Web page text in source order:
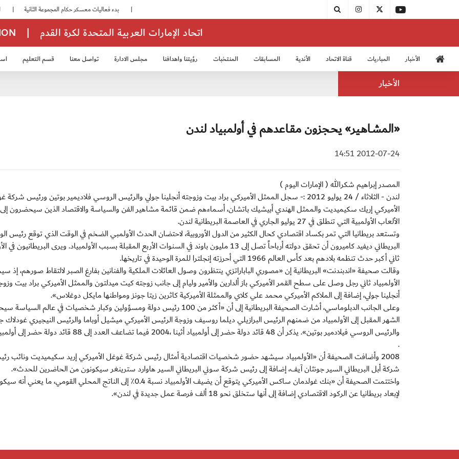
| اتحاد الإمارات العربية المتحدة لكرة القدم
الأخبار المباريات قناة الاتحاد الأندية المسابقات المنتخبات رؤيتنا واهدافنا مجلس الادارة تواصل معنا قسم التعليم
الأخبار
«المشـاهـير» يحـجزون مقـاعدهم في أولمبياد لندن
2012-07-24 14:51
المصدر إبراهيم شكرالله ( الإمارات اليوم )
لندن - الثلاثاء / 24 يوليو 2012 :- سجل الممثل الأميركي براد بيت وزوجته أنجلينا جولي والرئيس الروسي فلاديمير بوتين ورئيس
الأميركي إريك سكيميديت والممثل الهندي أبيشيك باتشان، أسماءهم ضمن قائمة مشاهير الفن والسياسة والاقتصاد الذين سيحضرون
الألعاب الأولمبية التي تنطلق في 27 يوليو الجاري في العاصمة البريطانية لندن.
وتستعد بريطانيا التي تمر بكساد اقتصادي كحال الكثير من الدول الأوروبية، لاحتضان الحدث الأولمبي الضخم في الوقت الذي توقع رئيس
البريطاني ديفيد كاميرون أن تحقق دولته أرباحاً تصل إلى 13 مليون باوند في السنوات الأربع المقبلة بسبب الأولمبياد. ويرى البريطانيون
ثاني أكبر حدث تنظمه بلادهم بعد كأس العالم 1966 التي أحرزته إنجلترا للمرة الوحيدة في تاريخها.
وقالت صحيفة «اندبندنت» البريطانية إن «مصوري الباباراتزي ينتظرون وصول العائلات الملكية والفنانين بفارغ الصبر لالتقاط صورهم، إذ
الأولمبياد ثاني رجل وصل على سطح القمر الأميركي باز ألدارين والأمير وليام إلى جانب زوجته كيت ميدلتون والممثل الأميركي براد بيت
أنجلينا جولي، إضافة إلى الملاكم الأميركي محمد علي كلاي والممثلة الأميركية كاثرين زيتا جونز ومواطنها مايكل دوغلاس».
وعلى الجانب الدبلوماسي، أشارت الصحيفة البريطانية إلى أن «أكثر من 100 رئيس دولة ومسؤولين وكبار شخصيات في عالم
الشهر المقبل إلى الأولمبياد من ضمنهم الرئيس البرازيلي ديلما روسيف وزوجة الرئيس الأميركي ميشيل أوباما والرئيس النيجيري غودلاك
والرئيس الروسي فيلادمير بوتين». يذكر أن 48 قائد دولة حضر إلى أولمبياد أثينا ،2004 فيما تضاعف العدد
.
2008 وأضافت الصحيفة أن «الأولمبياد سيشهد حضور شخصيات اقتصادية أمثال رئيس شركة غوغل الأميركي إريد سكيميديت ونائب
شركة أبل البريطاني السير جونثان آيف، إضافة إلى رئيس شركة سوني البريطاني السير هاوارد سترينغر سيكونون من الحاضرين للحدث».
واختتمت الصحيفة أن «بنك غولدمان ساكس الأميركي يتوقع أن يضيف الأولمبياد نسبة 0.4٪ إلى الناتج المحلي القومي، ما
لإبعاد بريطانيا عن الركود الاقتصادي إضافة إلى أنها ستخلق نحو 18 ألف فرصة عمل جديدة في لندن».